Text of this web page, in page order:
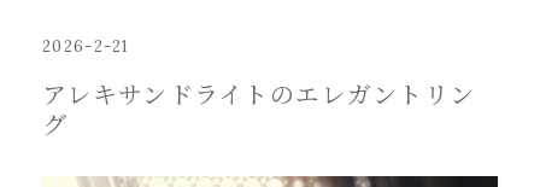
2026-2-21
アレキサンドライトのエレガントリン
グ